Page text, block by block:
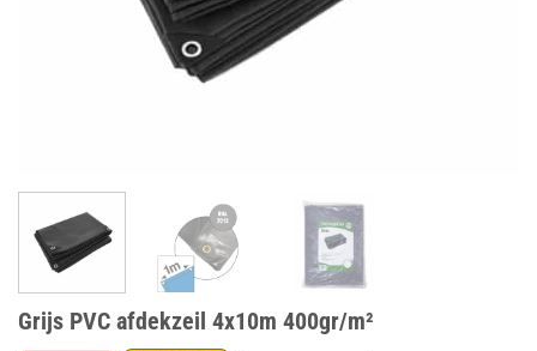
Grijs PVC afdekzeil 4x10m 400gr/m²